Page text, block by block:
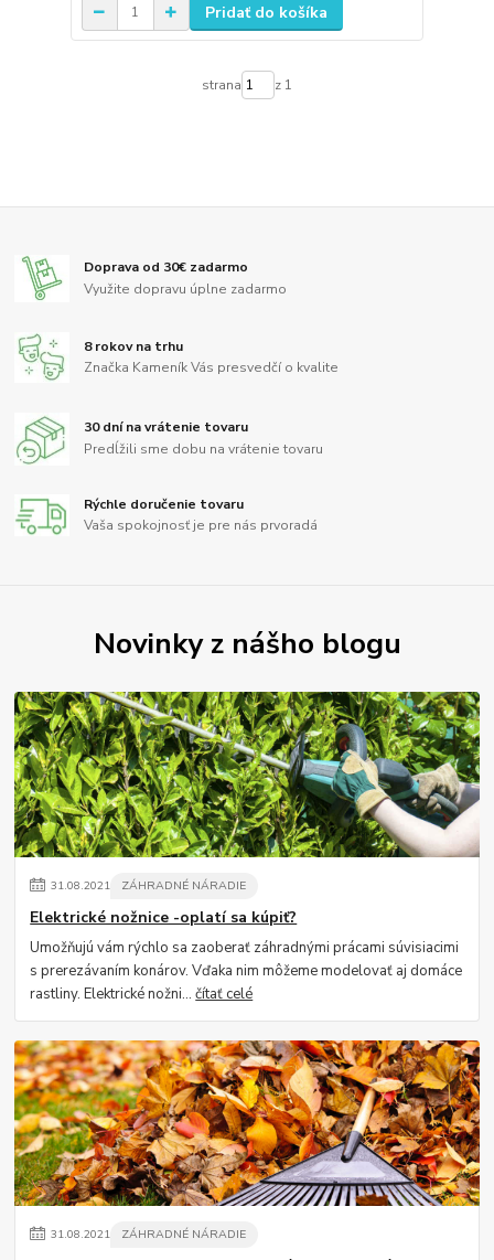
Pridať do košíka
strana z 1
Doprava od 30€ zadarmo
Využite dopravu úplne zadarmo
8 rokov na trhu
Značka Kameník Vás presvedčí o kvalite
30 dní na vrátenie tovaru
Predĺžili sme dobu na vrátenie tovaru
Rýchle doručenie tovaru
Vaša spokojnosť je pre nás prvoradá
Novinky z nášho blogu
31.08.2021 ZÁHRADNÉ NÁRADIE
Elektrické nožnice -oplatí sa kúpiť?
Umožňujú vám rýchlo sa zaoberať záhradnými prácami súvisiacimi
s prerezávaním konárov. Vďaka nim môžeme modelovať aj domáce
rastliny. Elektrické nožni...čítať celé
31.08.2021 ZÁHRADNÉ NÁRADIE